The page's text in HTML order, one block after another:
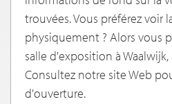
trouvées. Vous préférez voir
physiquement ? Alors vous
salle d'exposition à Waalwijk,
Consultez notre site Web
d'ouverture.